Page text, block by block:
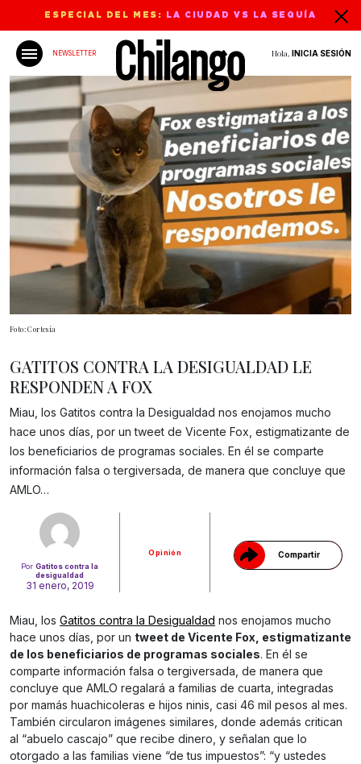
ESPECIAL DEL MES: LA CIUDAD VS LA SEQUÍA
NEWSLETTER Hola, INICIA SESIÓN
Foto: Cortesía
PorGatitos contra la
desigualdad
31 enero, 2019
Opinión Compartir
Gracias!
GATITOS CONTRA LA DESIGUALDAD LE
RESPONDEN A FOX
Miau, los Gatitos contra la Desigualdad nos enojamos mucho
hace unos días, por un tweet de Vicente Fox, estigmatizante de
los beneficiarios de programas sociales. En él se comparte
información falsa o tergiversada, de manera que concluye que
AMLO…
Miau, los Gatitos contra la Desigualdad nos enojamos mucho
hace unos días, por un tweet de Vicente Fox, estigmatizante
de los beneficiarios de programas sociales. En él se
comparte información falsa o tergiversada, de manera que
concluye que AMLO regalará a familias de cuarta, integradas
por mamás huachicoleras e hijos ninis, casi 46 mil pesos al mes.
También circularon imágenes similares, donde además critican
al “abuelo cascajo” que recibe dinero, y señalan que lo
otorgado a las familias viene “de tus impuestos”: “y ustedes